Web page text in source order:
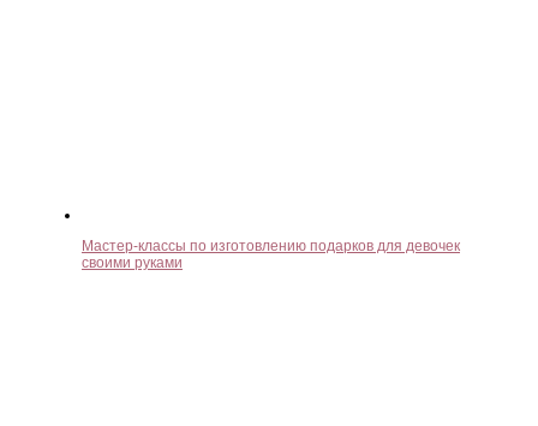
Мастер-классы по изготовлению подарков для девочек
своими руками